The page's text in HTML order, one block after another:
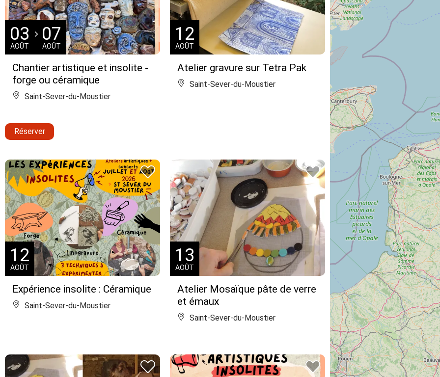
Chantier artistique et insolite -
forge ou céramique
03
AOÛT
07
AOÛT
Saint-Sever-du-Moustier
Réserver
Atelier gravure sur Tetra Pak
12
AOÛT
Saint-Sever-du-Moustier
Expérience insolite : Céramique
12
AOÛT
Saint-Sever-du-Moustier
Atelier Mosaïque pâte de verre
et émaux
13
AOÛT
Saint-Sever-du-Moustier